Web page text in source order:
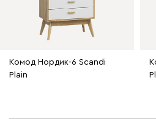
Комод Нордик-6 Scandi
Plain